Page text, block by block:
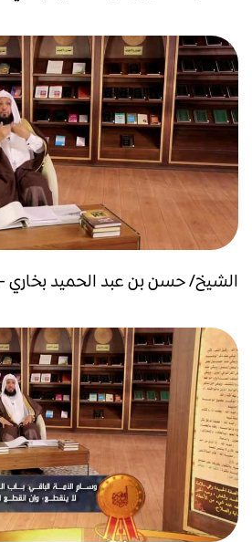
الشيخ/ حسن بن عبد الحميد